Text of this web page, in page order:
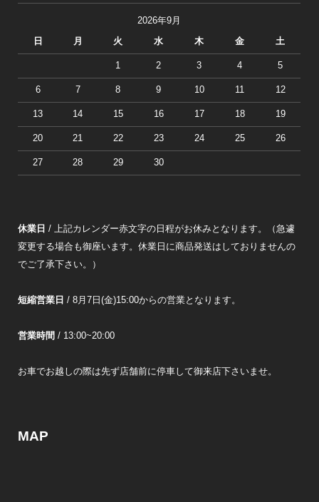
2026年9月
日 月 火 水 木 金 土
1 2 3 4 5
6 7 8 9 10 11 12
13 14 15 16 17 18 19
20 21 22 23 24 25 26
27 28 29 30
休業日 / 上記カレンダー赤文字の日程がお休みとなります。（急遽
変更する場合も御座います。休業日に商品発送はしておりませんの
でご了承下さい。）
短縮営業日 / 8月7日(金)15:00からの営業となります。
営業時間 / 13:00~20:00
お車でお越しの際は先ず店舗前に停車して御来店下さいませ。
MAP